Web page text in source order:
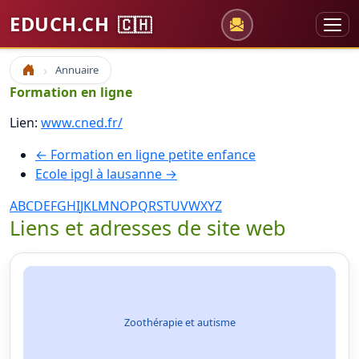
EDUCH.CH 🇨🇭
Accueil Annuaire
Formation en ligne
Lien: www.cned.fr/
← Formation en ligne petite enfance
Ecole ipgl à lausanne →
ABCDEFGHIJKLMNOPQRSTUVWXYZ
Liens et adresses de site web
Zoothérapie et autisme